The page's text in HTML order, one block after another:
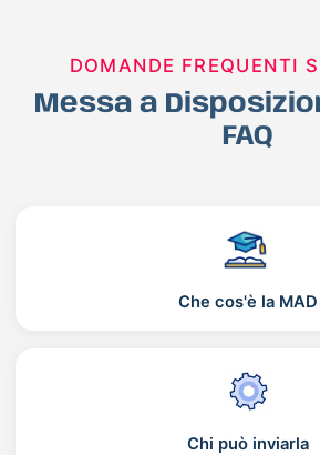
DOMANDE FREQUENTI
Messa a
FAQ
Che cos'è la MAD
Chi può inviarla